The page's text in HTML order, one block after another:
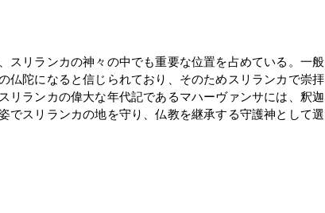
スリランカの神々の中でも重要な位置を占めている。一般
仏陀になると信じられており、そのためスリランカで崇拝
リランカの偉大な年代記であるマハーヴァンサには、釈迦
でスリランカの地を守り、仏教を継承する守護神として選